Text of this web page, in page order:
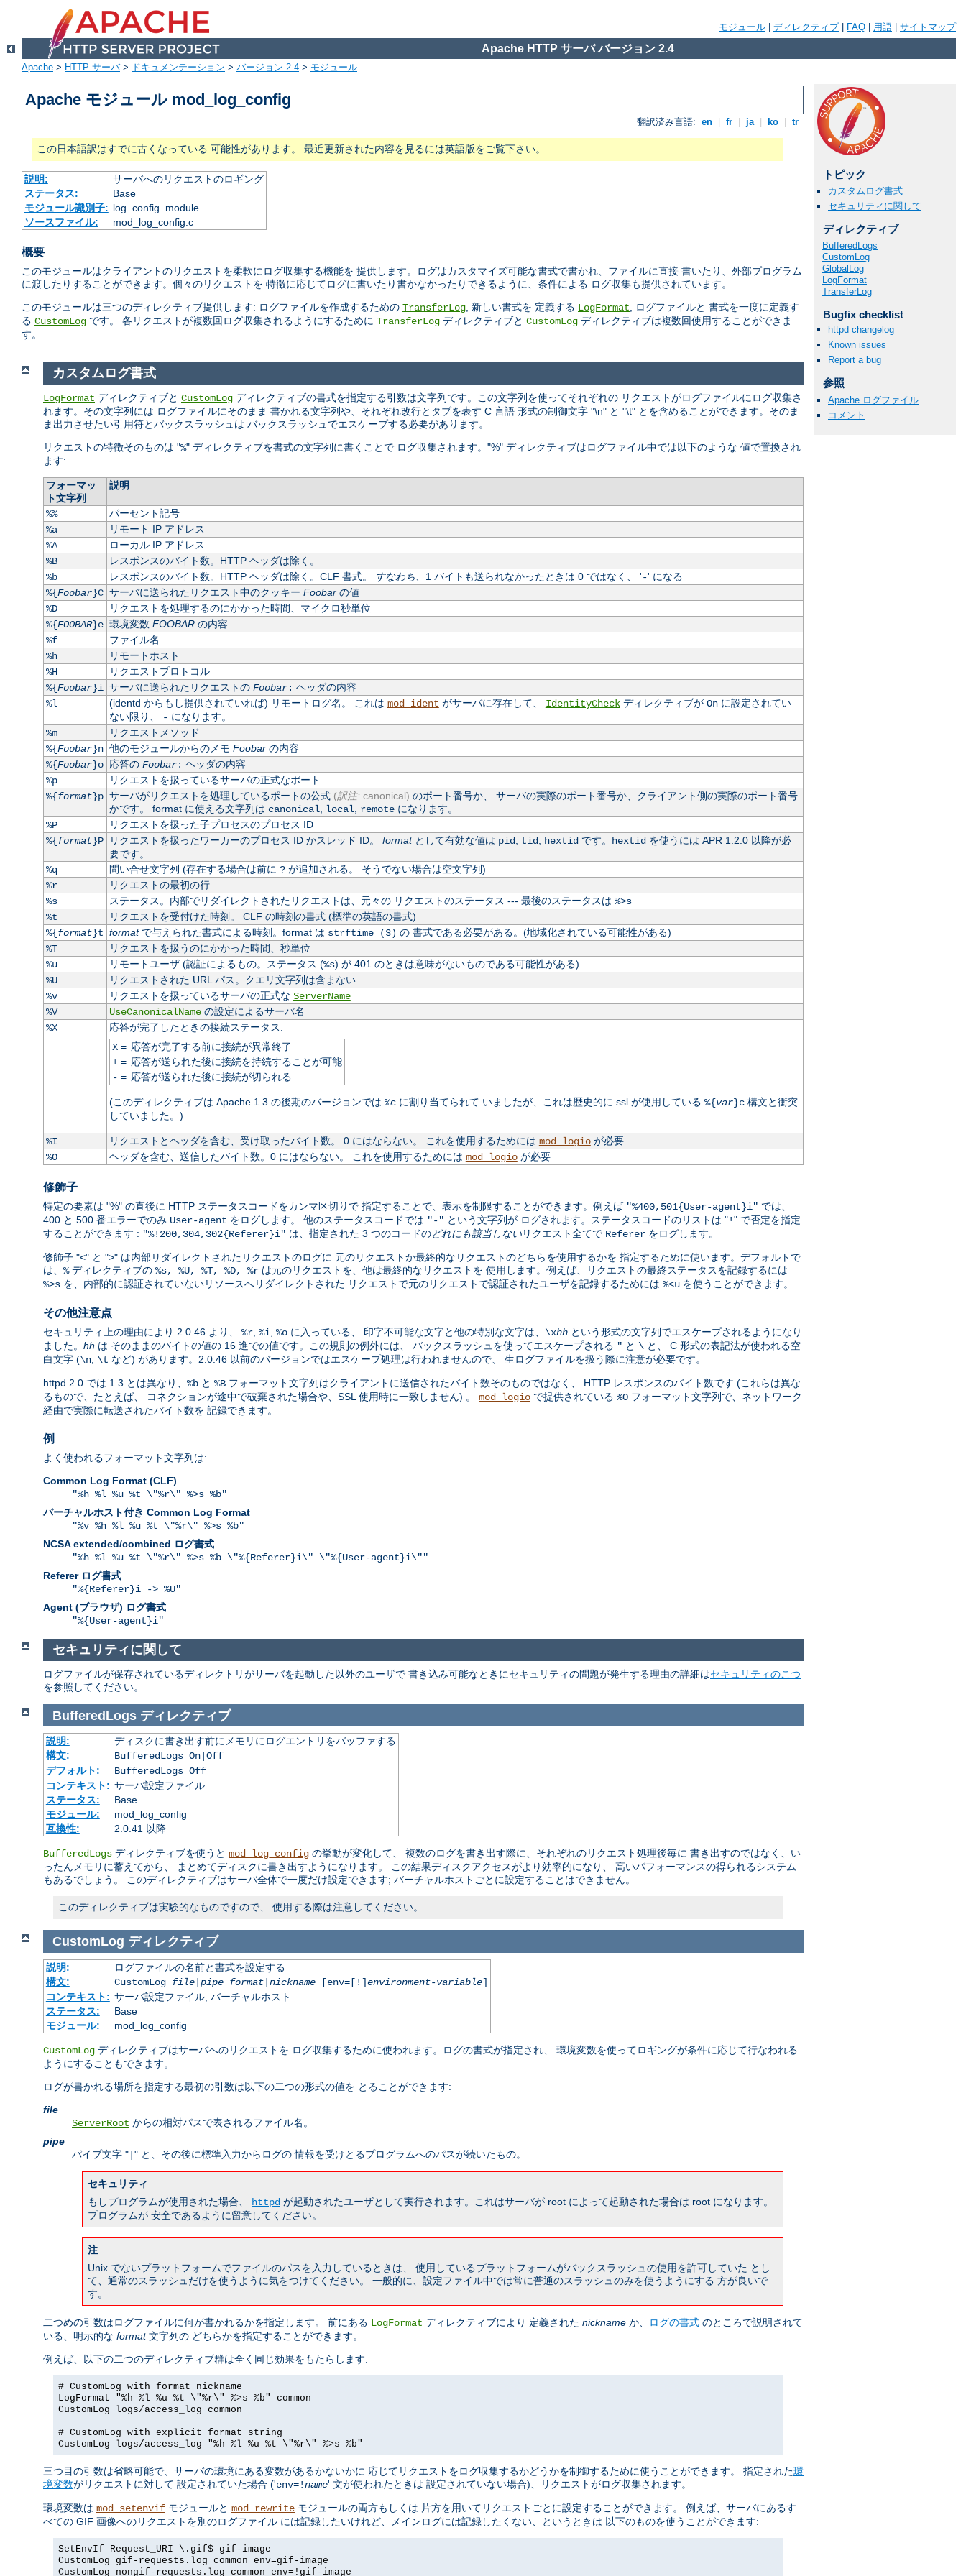
モジュール ディレクティブ FAQ 用語 サイトマップ
Apache HTTP サーバ バージョン 2.4
Apache > HTTP サーバ> ドキュメンテーション > バージョン 2.4 > モジュール
Apache モジュール mod_log_config
翻訳済み言語: en fr ja ko tr
この日本語訳はすでに古くなっている 可能性があります。 最近更新された内容を見るには英語版をご覧下さい。
説明:
サーバへのリクエストのロギング
ステータス:
Base
モジュール識別子: log_config_module
ソースファイル:
mod_log_config.c
概要
このモジュールはクライアントのリクエストを柔軟にログ収集する機能を 提供します。ログはカスタマイズ可能な書式で書かれ、ファイルに直接 書いたり、外部プログラム
に渡したりすることができます。個々のリクエストを 特徴に応じてログに書いたり書かなかったりできるように、条件による ログ収集も提供されています。
このモジュールは三つのディレクティブ提供します: ログファイルを作成するための TransferLog, 新しい書式を 定義する LogFormat, ログファイルと 書式を一度に定義す
る CustomLog です。 各リクエストが複数回ログ収集されるようにするために TransferLog ディレクティブと CustomLog ディレクティブは複数回使用することができま
す。
トピック
カスタムログ書式
セキュリティに関して
ディレクティブ
BufferedLogs
CustomLog
GlobalLog
LogFormat
TransferLog
Bugfix checklist
httpd changelog
Known issues
Report a bug
参照
Apache ログファイル
コメント
カスタムログ書式
LogFormat ディレクティブと CustomLog ディレクティブの書式を指定する引数は文字列です。この文字列を使ってそれぞれの リクエストがログファイルにログ収集さ
れます。その文字列には ログファイルにそのまま 書かれる文字列や、それぞれ改行とタブを表す C 言語 形式の制御文字 "\n" と "\t" とを含めることができます。そのま
ま出力させたい引用符とバックスラッシュは バックスラッシュでエスケープする必要があります。
リクエストの特徴そのものは "%" ディレクティブを書式の文字列に書くことで ログ収集されます。"%" ディレクティブはログファイル中では以下のような 値で置換され
ます:
フォーマッ
ト文字列
説明
%%
パーセント記号
%a
リモート IP アドレス
%A
ローカル IP アドレス
%B
レスポンスのバイト数。HTTP ヘッダは除く。
%b
レスポンスのバイト数。HTTP ヘッダは除く。CLF 書式。 すなわち 、1 バイトも送られなかったときは 0 ではなく、 '-' になる
%{Foobar}C サーバに送られたリクエスト中のクッキー Foobarの値
%D
リクエストを処理するのにかかった時間、マイクロ秒単位
%{FOOBAR}e 環境変数 FOOBARの内容
%f
ファイル名
%h
リモートホスト
%H
リクエストプロトコル
%{Foobar}i サーバに送られたリクエストの Foobar: ヘッダの内容
%l
(identd からもし提供されていれば) リモートログ名。 これは mod_ident がサーバに存在して、 IdentityCheckディレクティブが Onに設定されてい
ない限り、
- になります。
%m
リクエストメソッド
%{Foobar}n 他のモジュールからのメモ Foobarの内容
%{Foobar}o 応答の Foobar: ヘッダの内容
%p
リクエストを扱っているサーバの正式なポート
%{format}p サーバがリクエストを処理しているポートの公式 (訳注: canonical) のポート番号か、 サーバの実際のポート番号か、クライアント側の実際のポート番号
かです。 format に使える文字列は canonical local remoteになります。
%P
リクエストを扱った子プロセスのプロセス ID
%{format}P リクエストを扱ったワーカーのプロセス ID かスレッド ID。 formatとして有効な値は pid, tid, hextidです。 hextidを使うには APR 1.2.0 以降が必
要です。
%q
問い合せ文字列 (存在する場合は前に ?が追加される。 そうでない場合は空文字列)
%r
リクエストの最初の行
%s
ステータス。内部でリダイレクトされたリクエストは、元々の リクエストのステータス --- 最後のステータスは %>s
%t
リクエストを受付けた時刻。 CLF の時刻の書式 (標準の英語の書式)
%{format}t formatで与えられた書式による時刻。format は strftime (3) の 書式である必要がある。(地域化されている可能性がある)
%T
リクエストを扱うのにかかった時間、秒単位
%u
リモートユーザ (認証によるもの。ステータス (%s) が 401 のときは意味がないものである可能性がある)
%U
リクエストされた URL パス。クエリ文字列は含まない
%v
リクエストを扱っているサーバの正式な ServerName
%V
UseCanonicalNameの設定によるサーバ名
%X
応答が完了したときの接続ステータス:
X= 応答が完了する前に接続が異常終了
+= 応答が送られた後に接続を持続することが可能
- = 応答が送られた後に接続が切られる
(このディレクティブは Apache 1.3 の後期のバージョンでは %cに割り当てられて いましたが、これは歴史的に ssl が使用している %{var}c構文と衝突
していました。)
%I リクエストとヘッダを含む、受け取ったバイト数。 0 にはならない。 これを使用するためには mod_logioが必要
%O
ヘッダを含む、送信したバイト数。0 にはならない。 これを使用するためには mod_logioが必要
修飾子
特定の要素は "%" の直後に HTTP ステータスコードをカンマ区切りで 指定することで、表示を制限することができます。例えば "%400,501{User-agent}i" では、
400 と 500 番エラーでのみ User-agent をログします。 他のステータスコードでは "-" という文字列が ログされます。ステータスコードのリストは "!" で否定を指定
することができます : "%!200,304,302{Referer}i" は、指定された 3 つのコードのどれにも該当しないリクエスト全てで Referer をログします。
修飾子 "<" と ">" は内部リダイレクトされたリクエストのログに 元のリクエストか最終的なリクエストのどちらを使用するかを 指定するために使います。デフォルトで
は、 %ディレクティブの %s, %U, %T, %D, %r は元のリクエストを、他は最終的なリクエストを 使用します。例えば、リクエストの最終ステータスを記録するには
%>s を、内部的に認証されていないリソースへリダイレクトされた リクエストで元のリクエストで認証されたユーザを記録するためには %<u を使うことができます。
その他注意点
セキュリティ上の理由により 2.0.46 より、 %r, %i, %o に入っている、 印字不可能な文字と他の特別な文字は、 \xhh という形式の文字列でエスケープされるようになり
ました。 hh は そのままのバイトの値の 16 進での値です。この規則の例外には、 バックスラッシュを使ってエスケープされる " と \ と、 C 形式の表記法が使われる空
白文字 (\n, \t など) があります。2.0.46 以前のバージョンではエスケープ処理は行われませんので、 生ログファイルを扱う際に注意が必要です。
httpd 2.0 では 1.3 とは異なり、 %b と %B フォーマット文字列はクライアントに送信されたバイト数そのものではなく、 HTTP レスポンスのバイト数です (これらは異な
るもので、たとえば、 コネクションが途中で破棄された場合や、SSL 使用時に一致しません) 。 mod_logio で提供されている %O フォーマット文字列で、ネットワーク
経由で実際に転送されたバイト数を 記録できます。
例
よく使われるフォーマット文字列は:
Common Log Format (CLF)
"%h %l %u %t \"%r\" %>s %b"
バーチャルホスト付き Common Log Format
"%v %h %l %u %t \"%r\" %>s %b"
NCSA extended/combined ログ書式
"%h %l %u %t \"%r\" %>s %b \"%{Referer}i\" \"%{User-agent}i\""
Referer ログ書式
"%{Referer}i -> %U"
Agent (ブラウザ) ログ書式
"%{User-agent}i"
セキュリティに関して
ログファイルが保存されているディレクトリがサーバを起動した以外のユーザで 書き込み可能なときにセキュリティの問題が発生する理由の詳細はセキュリティのこつ
を参照してください。
BufferedLogs ディレクティブ
説明:
ディスクに書き出す前にメモリにログエントリをバッファする
構文:
BufferedLogs On|Off
デフォルト:
BufferedLogs Off
コンテキスト: サーバ設定ファイル
ステータス:
Base
モジュール:
mod_log_config
互換性:
2.0.41 以降
BufferedLogs ディレクティブを使うと mod_log_config の挙動が変化して、 複数のログを書き出す際に、それぞれのリクエスト処理後毎に 書き出すのではなく、い
ったんメモリに蓄えてから、 まとめてディスクに書き出すようになります。 この結果ディスクアクセスがより効率的になり、 高いパフォーマンスの得られるシステム
もあるでしょう。 このディレクティブはサーバ全体で一度だけ設定できます; バーチャルホストごとに設定することはできません。
このディレクティブは実験的なものですので、 使用する際は注意してください。
CustomLog ディレクティブ
説明:
ログファイルの名前と書式を設定する
構文:
CustomLog file|pipe format|nickname[env=[!]environment-variable]
コンテキスト: サーバ設定ファイル, バーチャルホスト
ステータス:
Base
モジュール:
mod_log_config
CustomLog ディレクティブはサーバへのリクエストを ログ収集するために使われます。ログの書式が指定され、 環境変数を使ってロギングが条件に応じて行なわれる
ようにすることもできます。
ログが書かれる場所を指定する最初の引数は以下の二つの形式の値を とることができます:
file
ServerRoot からの相対パスで表されるファイル名。
pipe
パイプ文字 "|" と、その後に標準入力からログの 情報を受けとるプログラムへのパスが続いたもの。
セキュリティ
もしプログラムが使用された場合、 httpd が起動されたユーザとして実行されます。これはサーバが root によって起動された場合は root になります。
プログラムが 安全であるように留意してください。
注
Unix でないプラットフォームでファイルのパスを入力しているときは、 使用しているプラットフォームがバックスラッシュの使用を許可していた とし
て、通常のスラッシュだけを使うように気をつけてください。 一般的に、設定ファイル中では常に普通のスラッシュのみを使うようにする 方が良いで
す。
二つめの引数はログファイルに何が書かれるかを指定します。 前にある LogFormat ディレクティブにより 定義された nickname か、 ログの書式 のところで説明されて
いる、明示的な format文字列の どちらかを指定することができます。
例えば、以下の二つのディレクティブ群は全く同じ効果をもたらします:
# CustomLog with format nickname
LogFormat "%h %l %u %t \"%r\" %>s %b" common
CustomLog logs/access_log common
# CustomLog with explicit format string
CustomLog logs/access_log "%h %l %u %t \"%r\" %>s %b"
三つ目の引数は省略可能で、サーバの環境にある変数があるかないかに 応じてリクエストをログ収集するかどうかを制御するために使うことができます。 指定された環
境変数がリクエストに対して 設定されていた場合 ('env=!name' 文が使われたときは 設定されていない場合)、リクエストがログ収集されます。
環境変数は mod_setenvif モジュールと mod_rewrite モジュールの両方もしくは 片方を用いてリクエストごとに設定することができます。 例えば、サーバにあるす
べての GIF 画像へのリクエストを別のログファイル には記録したいけれど、メインログには記録したくない、というときは 以下のものを使うことができます:
SetEnvIf Request_URI \.gif$ gif-image
CustomLog gif-requests.log common env=gif-image
CustomLog nongif-requests.log common env=!gif-image